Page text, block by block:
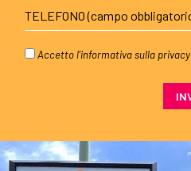
Accetto l'informativa sulla privacy